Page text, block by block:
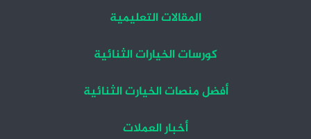
المقالات التعليمية
كورسات الخيارات الثنائية
أفضل منصات الخيارت الثنائية
أخبار العملات